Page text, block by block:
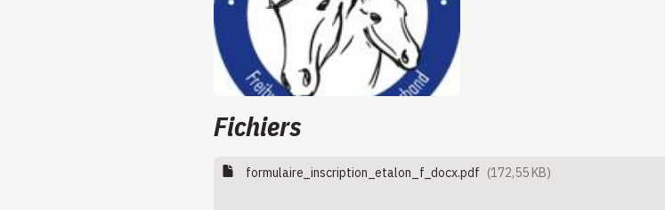
Fichiers
formulaire_inscription_etalon_f_docx.pdf (172,55 KB)